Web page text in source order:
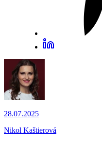
28.07.2025
Nikol Kaštierová